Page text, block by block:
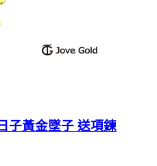
子黃金墜子 送項鍊